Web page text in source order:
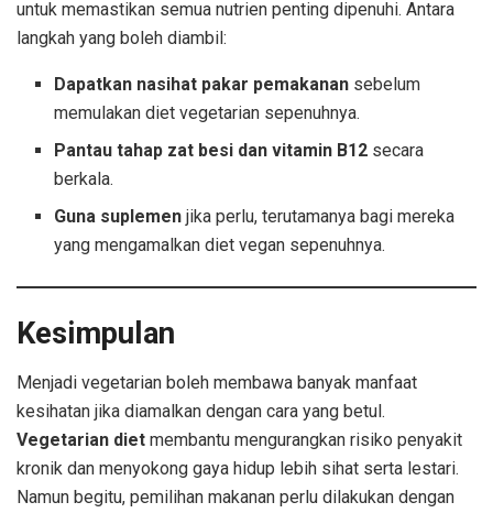
untuk memastikan semua nutrien penting dipenuhi. Antara
langkah yang boleh diambil:
Dapatkan nasihat pakar pemakanan sebelum
memulakan diet vegetarian sepenuhnya.
Pantau tahap zat besi dan vitamin B12 secara
berkala.
Guna suplemen jika perlu, terutamanya bagi mereka
yang mengamalkan diet vegan sepenuhnya.
Kesimpulan
Menjadi vegetarian boleh membawa banyak manfaat
kesihatan jika diamalkan dengan cara yang betul.
Vegetarian diet membantu mengurangkan risiko penyakit
kronik dan menyokong gaya hidup lebih sihat serta lestari.
Namun begitu, pemilihan makanan perlu dilakukan dengan